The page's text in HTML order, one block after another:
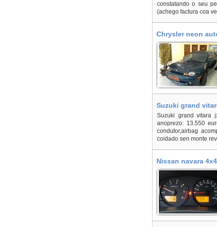
constatando o seu
(achego factura coa
Chrysler neon
Suzuki grand
Suzuki grand vitara
anoprezo: 13.550
condutor,airbag
coidado sen monte
Nissan navara